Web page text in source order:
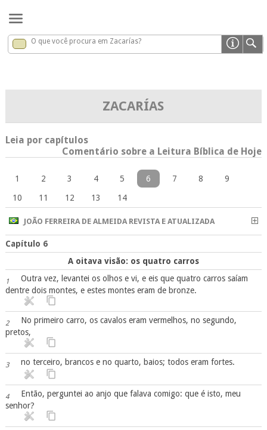
Zacarías x
O que você procura em Zacarías?
ZACARÍAS
Leia por capítulos
Comentário sobre a Leitura Bíblica de Hoje
1 2 3 4 5 6 7 8
9
10
11 12 13 14
JOÃO FERREIRA DE ALMEIDA REVISTA E ATUALIZADA
Capítulo 6
A oitava visão: os quatro carros
1
Outra vez, levantei os olhos e vi, e eis que quatro carros saíam
dentre dois montes, e estes montes eram de bronze.
2
No primeiro carro, os cavalos eram vermelhos, no segundo,
pretos,
3 no terceiro, brancos e no quarto, baios; todos eram fortes.
4
Então, perguntei ao anjo que falava comigo: que é isto, meu
senhor?